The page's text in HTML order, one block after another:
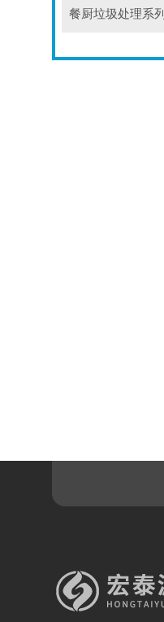
餐厨垃圾处理系列